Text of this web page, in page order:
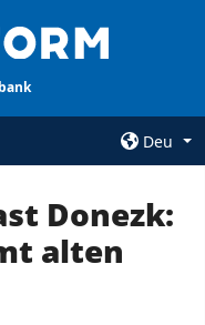
Deu
AGENTUR
Donezk:
alten